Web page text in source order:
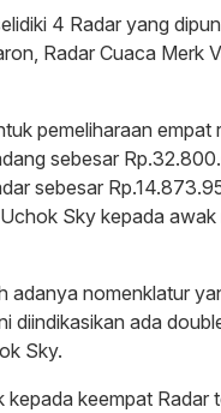
4 Radar yang
Radar Cuaca Merk
pemeliharaan empat
sebesar
sebesar
Sky kepada awak
adanya nomenklatur
diindikasikan ada
Sky.
keempat Radar